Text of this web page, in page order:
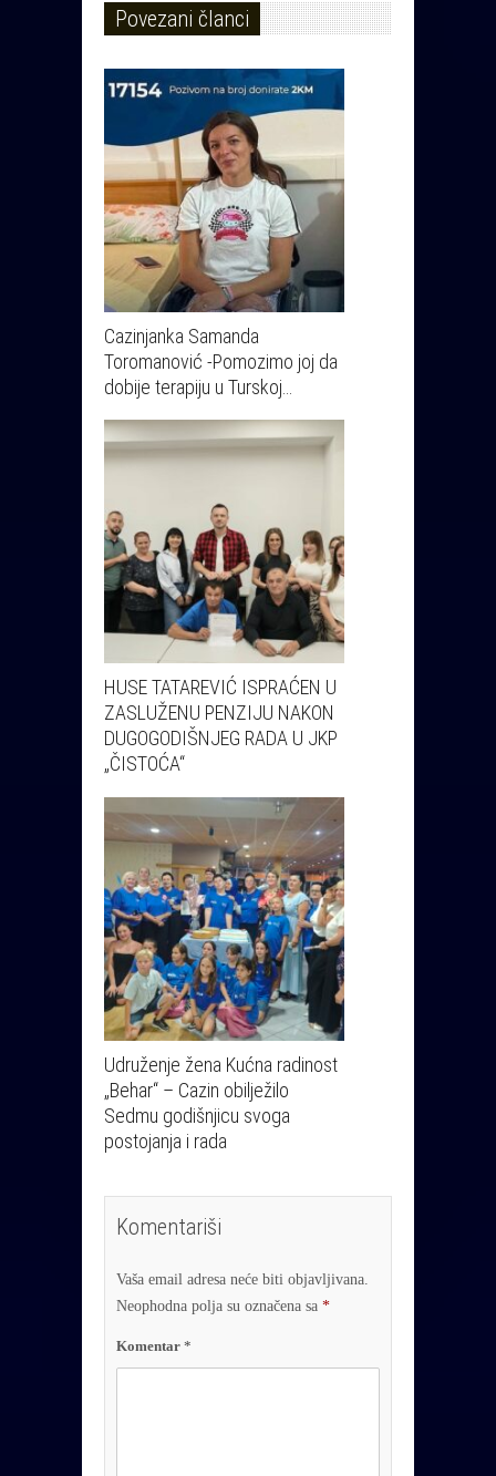
Povezani članci
Cazinjanka Samanda
Toromanović -Pomozimo joj da
dobije terapiju u Turskoj…
HUSE TATAREVIĆ ISPRAĆEN U
ZASLUŽENU PENZIJU NAKON
DUGOGODIŠNJEG RADA U JKP
„ČISTOĆA“
Udruženje žena Kućna radinost
„Behar“ – Cazin obilježilo
Sedmu godišnjicu svoga
postojanja i rada
Komentariši
Vaša email adresa neće biti objavljivana.
Neophodna polja su označena sa *
Komentar *